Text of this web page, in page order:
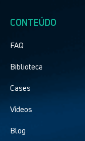
CONTEÚDO
FAQ
Biblioteca
Cases
Vídeos
Blog